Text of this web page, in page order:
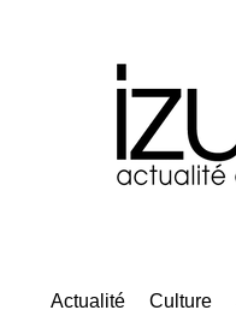
Actualité Culture